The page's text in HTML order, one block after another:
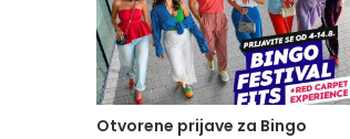
Otvorene prijave za Bingo